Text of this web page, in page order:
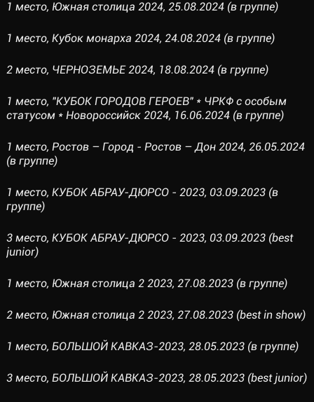
1 место, Южная столица 2024, 25.08.2024 (в группе)
1 место, Кубок монарха 2024, 24.08.2024 (в группе)
2 место, ЧЕРНОЗЕМЬЕ 2024, 18.08.2024 (в группе)
1 место, "КУБОК ГОРОДОВ ГЕРОЕВ" * ЧРКФ с особым
статусом * Новороссийск 2024, 16.06.2024 (в группе)
1 место, Ростов – Город - Ростов – Дон 2024, 26.05.2024
(в группе)
1 место, КУБОК АБРАУ-ДЮРСО - 2023, 03.09.2023 (в
группе)
3 место, КУБОК АБРАУ-ДЮРСО - 2023, 03.09.2023 (best
junior)
1 место, Южная столица 2 2023, 27.08.2023 (в группе)
2 место, Южная столица 2 2023, 27.08.2023 (best in show)
1 место, БОЛЬШОЙ КАВКАЗ-2023, 28.05.2023 (в группе)
3 место, БОЛЬШОЙ КАВКАЗ-2023, 28.05.2023 (best junior)